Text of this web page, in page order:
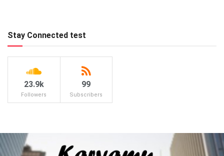
Stay Connected test
23.9k
Followers
99
Subscribers